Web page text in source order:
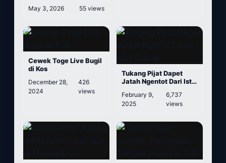
Tukang Becak Bokep
May 3, 2026 55 views
Cewek Toge Live Bugil
di Kos
December 28,
2024
426
views
Tukang Pijat Dapet
Jatah Ngentot Dari Istri
February 9,
2025
6,737
views